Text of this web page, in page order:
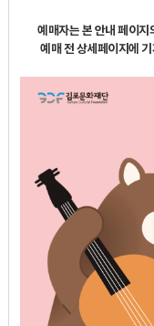
예매자는 본 안내 페이
예매 전 상세페이지에